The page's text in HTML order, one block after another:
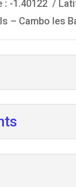
: -1.40122 /
– Cambo les